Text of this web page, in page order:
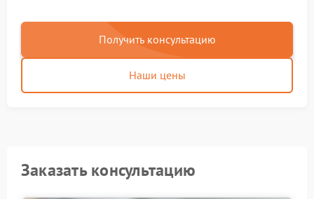
Получить консультацию
Наши цены
Заказать консультацию